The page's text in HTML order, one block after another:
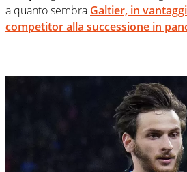
a quanto sembra Galtier, in
competitor alla successione in